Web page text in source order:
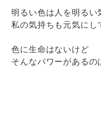
明るい色は人を明るい
私の気持ちも元気にし
色に生命はないけど
そんなパワーがあるの